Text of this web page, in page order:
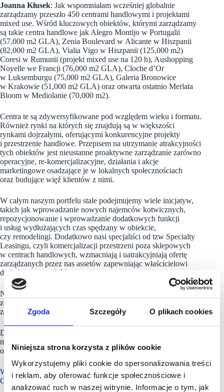
Zgoda Szczegóły O plikach cookies
Niniejsza strona korzysta z plików cookie
Wykorzystujemy pliki cookie do spersonalizowania treści
i reklam, aby oferować funkcje społecznościowe i
analizować ruch w naszej witrynie. Informacje o tym, jak
Joanna Kłusek: Jak wspomniałam wcześniej globalnie
zarządzamy przeszło 450 centrami handlowymi i projektami
mixed use. Wśród kluczowych obiektów, którymi zarządzamy
są takie centra handlowe jak Alegro Montijo w Portugalii
(57,000 m2 GLA), Zenia Boulevard w Alicante w Hiszpanii
(82,000 m2 GLA), Vialia Vigo w Hiszpanii (125,000 m2)
Coresi w Rumunii (projekt mixed use na 120 h), Aushopping
Noyelle we Francji (76,000 m2 GLA), Cloche d’Or
w Luksemburgu (75,000 m2 GLA), Galeria Bronowice
w Krakowie (51,000 m2 GLA) oraz otwarta ostatnio Merlata
Bloom w Mediolanie (70,000 m2).
Centra te są zdywersyfikowane pod względem wieku i formatu.
Również rynki na których się znajdują są w większości
rynkami dojrzałymi, oferującymi konkurencyjne projekty
i przestrzenie handlowe. Przepisem na utrzymanie atrakcyjności
tych obiektów jest nieustanne proaktywne zarządzanie zarówno
operacyjne, re-komercjalizacyjne, działania i akcje
marketingowe osadzające je w lokalnych społecznościach
oraz budujące więź klientów z nimi.
W całym naszym portfelu stale podejmujemy wiele inicjatyw,
takich jak wprowadzanie nowych najemców kotwicznych,
repozycjonowanie i wprowadzanie dodatkowych funkcji
i usług wydłużających czas spędzany w obiekcie,
czy remodelingi. Dodatkowo nasi specjaliści od tzw Specialty
Leasingu, czyli komercjalizacji przestrzeni poza sklepowych
w centrach handlowych, wzmacniają i uatrakcyjniają ofertę
zarządzanych przez nas assetów zapewniając właścicielowi
dodatkowy przychód.
Nasze działania i inicjatywy są również ściśle związane
ze strategią i realizacją celów ESG oraz dygitalizacją
zarządzanych przez nas obiektów.
Działania te za każdym razem przynoszą wymierne skutki
mierzone takimi KPI jak wzrost odwiedzalności, wzrost
obrotów, czynszów oraz w efekcie wzrost wartości obiektów.
Wspomniałyście o ESG i digitalizacji obiektów.
Czy mogłybyście to rozwinąć?